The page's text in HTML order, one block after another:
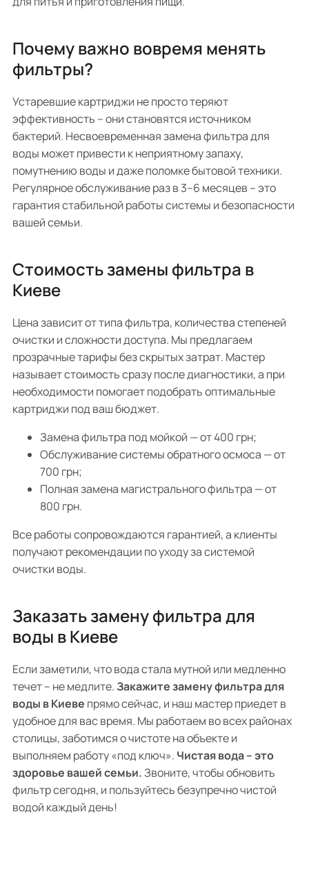
Почему важно вовремя менять
фильтры?
Устаревшие картриджи не просто теряют
эффективность – они становятся источником
бактерий. Несвоевременная замена фильтра для
воды может привести к неприятному запаху,
помутнению воды и даже поломке бытовой техники.
Регулярное обслуживание раз в 3–6 месяцев – это
гарантия стабильной работы системы и безопасности
вашей семьи.
Стоимость замены фильтра в
Киеве
Цена зависит от типа фильтра, количества степеней
очистки и сложности доступа. Мы предлагаем
прозрачные тарифы без скрытых затрат. Мастер
называет стоимость сразу после диагностики, а при
необходимости помогает подобрать оптимальные
картриджи под ваш бюджет.
Замена фильтра под мойкой — от 400 грн;
Обслуживание системы обратного осмоса — от
700 грн;
Полная замена магистрального фильтра — от
800 грн.
Все работы сопровождаются гарантией, а клиенты
получают рекомендации по уходу за системой
очистки воды.
Заказать замену фильтра для
воды в Киеве
Если заметили, что вода стала мутной или медленно
течет – не медлите. Закажите замену фильтра для
воды в Киеве прямо сейчас, и наш мастер приедет в
удобное для вас время. Мы работаем во всех районах
столицы, заботимся о чистоте на объекте и
выполняем работу «под ключ». Чистая вода – это
здоровье вашей семьи.Звоните, чтобы обновить
фильтр сегодня, и пользуйтесь безупречно чистой
водой каждый день!